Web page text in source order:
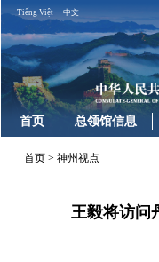
Tiếng Việt 中文
首页 总领馆信息
首页 >神州视点
王毅将访问